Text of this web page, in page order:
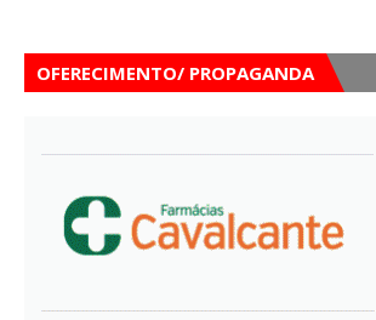
OFERECIMENTO/ PROPAGANDA